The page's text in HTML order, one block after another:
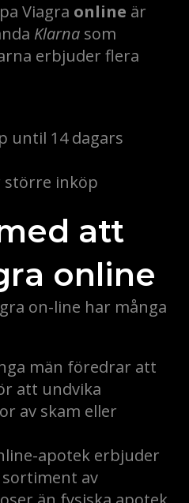
Viagra online är
Klarna som
erbjuder flera
until 14 dagars
större inköp
att
online
on-line har många
män föredrar att
att undvika
av skam eller
apotek erbjuder
av